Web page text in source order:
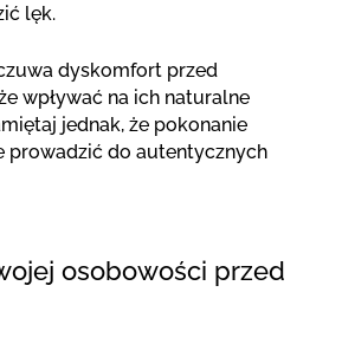
lęk.
dyskomfort przed
wpływać na ich naturalne
jednak, że pokonanie
prowadzić do autentycznych
osobowości przed